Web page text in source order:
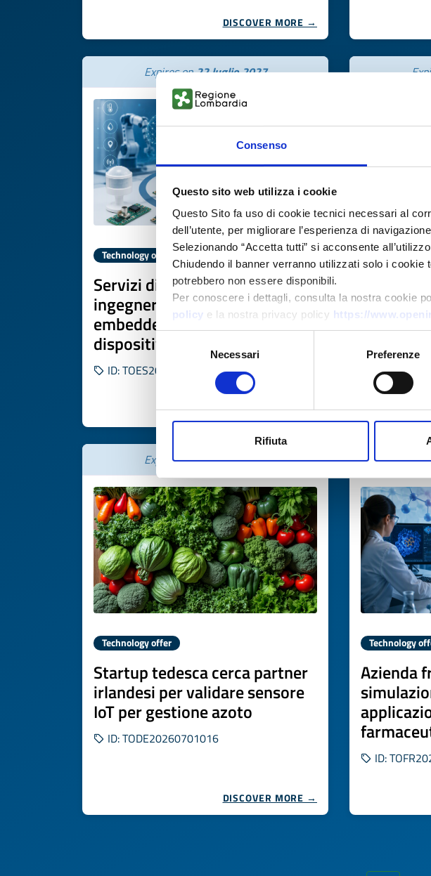
Consenso
Questo sito web utilizza i cookie
Questo Sito fa uso di cookie tecnici necessari al
dell’utente, per migliorare l’esperienza di
Selezionando “Accetta tutti” si acconsente
Chiudendo il banner verranno utilizzati solo i
potrebbero non essere disponibili.
Per conoscere i dettagli, consulta la nostra cookie
policy e la nostra privacy policy https://
consenso
Necessari Preferenze
Rifiuta
DISCOVER MORE →
Expires on22 luglio 2027
Technology offer
Servizi di consulenza
ingegneristica per sviluppo
embedded e Edge AI su
dispositivi sensoristici
ID: TOES20260706006
DISCOVER MORE →
Technology
gestione
ID:
Expires on17 luglio 2027
Technology offer
Startup tedesca cerca partner
irlandesi per validare sensore
IoT per gestione azoto
ID: TODE20260701016
DISCOVER MORE →
Technology
Azienda
ID: